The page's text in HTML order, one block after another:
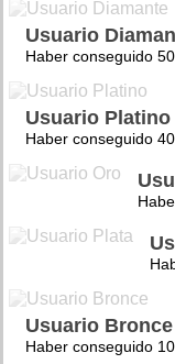
Usuario
Haber conseguido
Usuario Platino
Haber conseguido
Usuario Bronce
Haber conseguido